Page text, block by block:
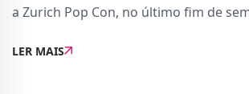
a Zurich Pop Con, no último fim de
mostrava cinco jogos da TT Games
LER MAIS